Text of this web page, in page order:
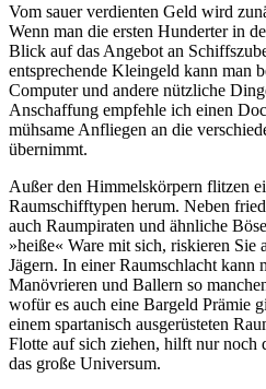
Vom sauer verdienten Geld wird
Wenn man die ersten Hunderter in
Blick auf das Angebot an
entsprechende Kleingeld kann man
Computer und andere nützliche
Anschaffung empfehle ich einen
mühsame Anfliegen an die
übernimmt.
Außer den Himmelskörpern flitzen
Raumschifftypen herum. Neben
auch Raumpiraten und ähnliche
»heiße« Ware mit sich, riskieren
Jägern. In einer Raumschlacht kann
Manövrieren und Ballern so
wofür es auch eine Bargeld Prämie
einem spartanisch ausgerüsteten
Flotte auf sich ziehen, hilft nur noch
das große Universum.